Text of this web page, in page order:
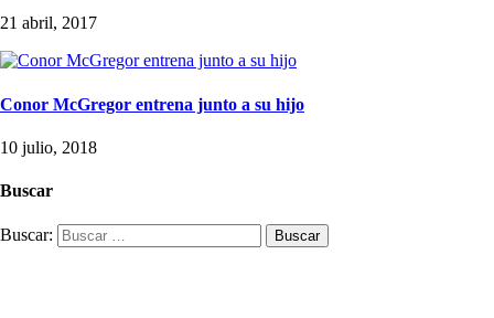
21 abril, 2017
Conor McGregor entrena junto a su hijo
10 julio, 2018
Buscar
Buscar: